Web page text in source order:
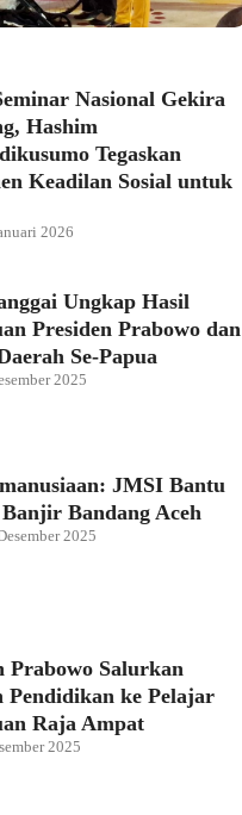
Nasional Gekira
Hashim
Tegaskan
Keadilan Sosial untuk
2026
Ungkap Hasil
Presiden Prabowo dan
Se-Papua
2025
JMSI Bantu
Bandang Aceh
2025
Prabowo Salurkan
Pendidikan ke Pelajar
Raja Ampat
2025